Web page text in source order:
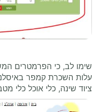
שימו לב, כי הפרמטרים
עלות השכרת קמפר
ציוד שינה, כלי אוכל כלי